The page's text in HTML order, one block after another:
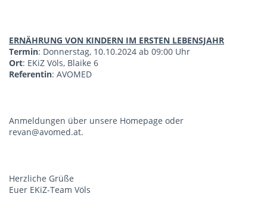
ERNÄHRUNG VON KINDERN IM ERSTEN LEBENSJAHR
Termin: Donnerstag, 10.10.2024 ab 09:00 Uhr
Ort: EKiZ Völs, Blaike 6
Referentin: AVOMED
Anmeldungen über unsere Homepage oder
revan@avomed.at.
Herzliche Grüße
Euer EKiZ-Team Völs